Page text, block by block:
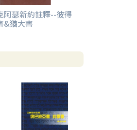
阿瑟新約註釋--彼得
&猶大書